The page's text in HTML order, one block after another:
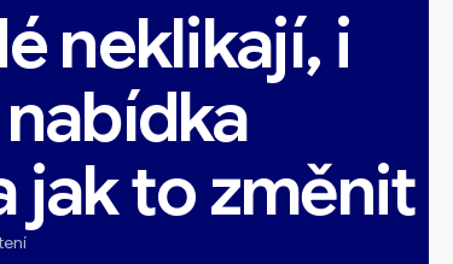
neklikají, i
jak to změnit